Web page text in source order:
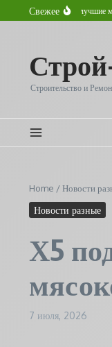
Перейти к содержанию
Свежее
в Астане: лучшие места для
Строительство и
Home /Новости
Новости разные
Х5
7 июля, 2026